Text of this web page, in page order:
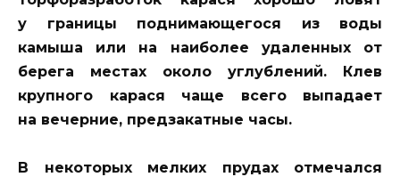
у границы поднимающегося из воды
камыша или на наиболее удаленных от
берега местах около углублений. Клев
крупного карася чаще всего выпадает
на вечерние, предзакатные часы.
В некоторых мелких прудах отмечался